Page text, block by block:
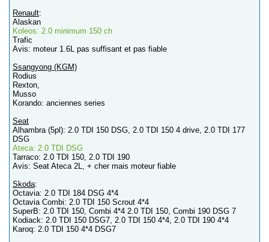
Renault:
Alaskan
Koleos: 2.0 minimum 150 ch
Trafic
Avis: moteur 1.6L pas suffisant et pas fiable
Ssangyong (KGM)
Rodius
Rexton,
Musso
Korando: anciennes series
Seat
Alhambra (5pl): 2.0 TDI 150 DSG, 2.0 TDI 150 4 drive, 2.0 TDI 177
DSG
Ateca: 2.0 TDI DSG
Tarraco: 2.0 TDI 150, 2.0 TDI 190
Avis: Seat Ateca 2L, + cher mais moteur fiable
Skoda:
Octavia: 2.0 TDI 184 DSG 4*4
Octavia Combi: 2.0 TDI 150 Scrout 4*4
SuperB: 2.0 TDI 150, Combi 4*4 2.0 TDI 150, Combi 190 DSG 7
Kodiack: 2.0 TDI 150 DSG7, 2.0 TDI 150 4*4, 2.0 TDI 190 4*4
Karoq: 2.0 TDI 150 4*4 DSG7